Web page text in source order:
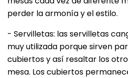
perder la armonía y el estilo.
- Servilletas: las servilletas
muy utilizada porque sirven
cubiertos y así resaltar los
mesa. Los cubiertos